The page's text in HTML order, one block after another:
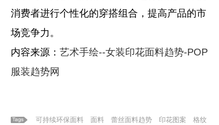
消费者进行个性化的穿搭组合，提高产品的市
场竞争力。
内容来源：艺术手绘--女装印花面料趋势-POP
服装趋势网
可持续环保面料 面料 蕾丝面料趋势 印花图案
格纹